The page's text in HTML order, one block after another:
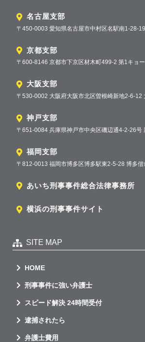
名古屋支部
〒450-0003 愛知県名古屋市中村区名駅南1-28-
京都支部
〒600-8146 京都市下京区材木町499-2 第1キョ
大阪支部
〒530-0002 大阪府大阪市北区曽根崎新地2-6-12
神戸支部
〒651-0084 兵庫県神戸市中央区磯辺通4-2-26号
福岡支部
〒812-0013 福岡市博多区博多駅東2-5-28 博多
あいち刑事事件総合法律事務所
横浜の刑事事件サイト
SITE MAP
HOME
刑事事件に強い弁護士
スピード解決 24時間受付
逮捕されたら
弁護士費用